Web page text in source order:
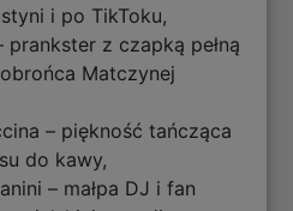
i po TikToku,
prankster z czapką pełną
Matczynej
– piękność tańcząca
do kawy,
– małpa DJ i fan